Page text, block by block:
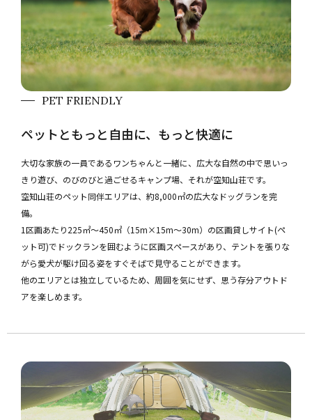
PET FRIENDLY
ペットともっと自由に、もっと快適に
大切な家族の一員であるワンちゃんと一緒に、広大な自然の中で思いっ
きり遊び、のびのびと過ごせるキャンプ場、それが空知山荘です。
空知山荘のペット同伴エリアは、約8,000㎡の広大なドッグランを完
備。
1区画あたり225㎡～450㎡（15m×15m～30m）の区画貸しサイト(ペ
ット可)でドックランを囲むように区画スペースがあり、テントを張りな
がら愛犬が駆け回る姿をすぐそばで見守ることができます。
他のエリアとは独立しているため、周囲を気にせず、思う存分アウトド
アを楽しめます。